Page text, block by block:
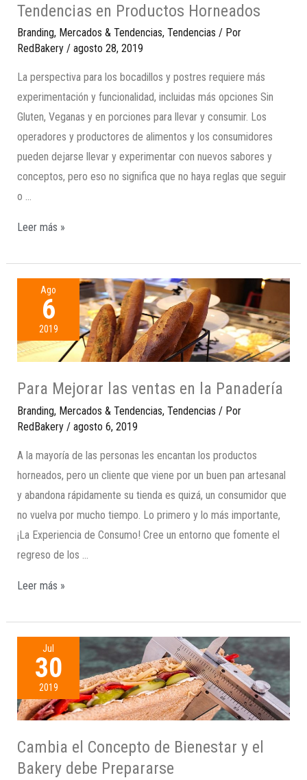
Tendencias en Productos Horneados
Branding, Mercados & Tendencias, Tendencias / Por
RedBakery / agosto 28, 2019
La perspectiva para los bocadillos y postres requiere más
experimentación y funcionalidad, incluidas más opciones Sin
Gluten, Veganas y en porciones para llevar y consumir. Los
operadores y productores de alimentos y los consumidores
pueden dejarse llevar y experimentar con nuevos sabores y
conceptos, pero eso no significa que no haya reglas que seguir
o …
Leer más »
Ago
6
2019
Para Mejorar las ventas en la Panadería
Branding, Mercados & Tendencias, Tendencias / Por
RedBakery / agosto 6, 2019
A la mayoría de las personas les encantan los productos
horneados, pero un cliente que viene por un buen pan artesanal
y abandona rápidamente su tienda es quizá, un consumidor que
no vuelva por mucho tiempo. Lo primero y lo más importante,
¡La Experiencia de Consumo! Cree un entorno que fomente el
regreso de los …
Leer más »
Jul
30
2019
Cambia el Concepto de Bienestar y el
Bakery debe Prepararse